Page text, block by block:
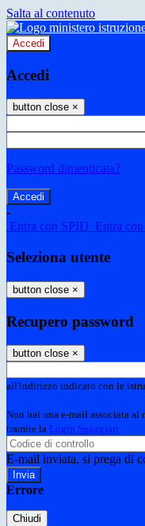
Salta al contenuto
Accedi
Accedi
button close ×
Password dimenticata?
-
Entra con SPID Entra
Seleziona utente
button close ×
Recupero password
button close ×
all'indirizzo indicato con le
Non hai una e-mail associata al
tramite la Login Spaggiari
E-mail inviata, si prega di
Errore
Chiudi